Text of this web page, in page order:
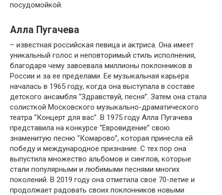
посудомойкой.
Алла Пугачева
– известная российская певица и актриса. Она имеет
уникальный голос и неповторимый стиль исполнения,
благодаря чему завоевала миллионы поклонников в
России и за ее пределами. Ее музыкальная карьера
началась в 1965 году, когда она выступала в составе
детского ансамбля “Здравствуй, песня”. Затем она стала
солисткой Московского музыкально-драматического
театра “Концерт для вас”. В 1975 году Алла Пугачева
представила на конкурсе “Евровидение” свою
знаменитую песню “Комарово”, которая принесла ей
победу и международное признание. С тех пор она
выпустила множество альбомов и синглов, которые
стали популярными и любимыми песнями многих
поколений. В 2019 году она отметила свое 70-летие и
продолжает радовать своих поклонников новыми